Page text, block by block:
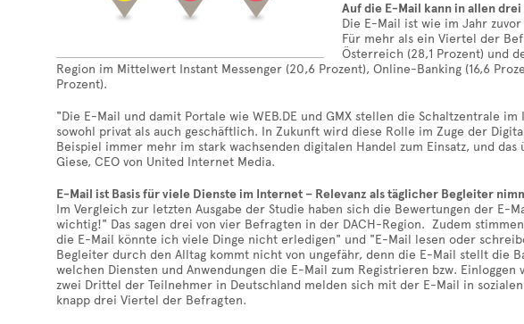
Auf die E-Mail kann in allen
Die E-Mail ist wie im Jahr
Für mehr als ein Viertel der
Österreich (28,1 Prozent) und
Region im Mittelwert Instant Messenger (20,6 Prozent), Online-Banking (16,6
Prozent).
"Die E-Mail und damit Portale wie WEB.DE und GMX stellen die Schaltzentrale
sowohl privat als auch geschäftlich. In Zukunft wird diese Rolle im Zuge der
Beispiel immer mehr im stark wachsenden digitalen Handel zum Einsatz, und
Giese, CEO von United Internet Media.
E-Mail ist Basis für viele Dienste im Internet – Relevanz als täglicher Begleiter
Im Vergleich zur letzten Ausgabe der Studie haben sich die Bewertungen der E-
wichtig!" Das sagen drei von vier Befragten in der DACH-Region. Zudem
die E-Mail könnte ich viele Dinge nicht erledigen" und "E-Mail lesen oder
Begleiter durch den Alltag kommt nicht von ungefähr, denn die E-Mail stellt die
welchen Diensten und Anwendungen die E-Mail zum Registrieren bzw.
zwei Drittel der Teilnehmer in Deutschland melden sich mit der E-Mail in
knapp drei Viertel der Befragten.